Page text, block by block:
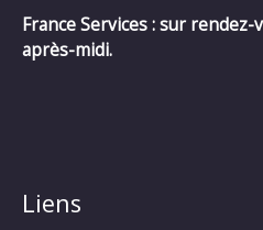
France Services : sur
après-midi.
Liens